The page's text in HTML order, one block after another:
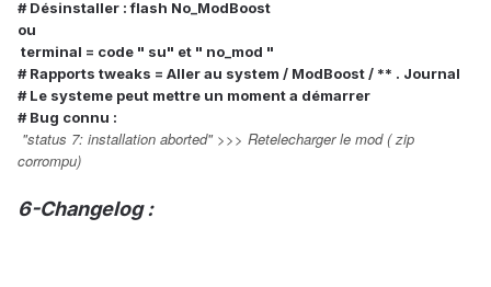
# Désinstaller : flash No_ModBoost
ou
terminal = code " su" et " no_mod "
# Rapports tweaks = Aller au system / ModBoost / ** . Journal
# Le systeme peut mettre un moment a démarrer
# Bug connu :
"status 7: installation aborted" >>> Retelecharger le mod ( zip
corrompu)
6-Changelog :